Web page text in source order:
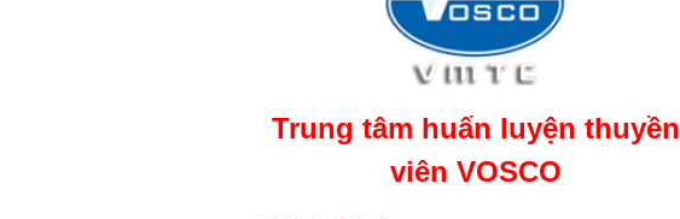
Trung tâm huấn luyện thuyền
viên VOSCO